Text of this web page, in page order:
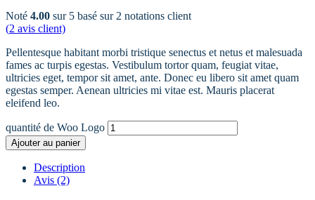
Noté 4.00 sur 5 basé sur 2 notations client
(2 avis client)
Pellentesque habitant morbi tristique senectus et netus et malesuada
fames ac turpis egestas. Vestibulum tortor quam, feugiat vitae,
ultricies eget, tempor sit amet, ante. Donec eu libero sit amet quam
egestas semper. Aenean ultricies mi vitae est. Mauris placerat
eleifend leo.
quantité de Woo Logo
Ajouter au panier
Description
Avis (2)